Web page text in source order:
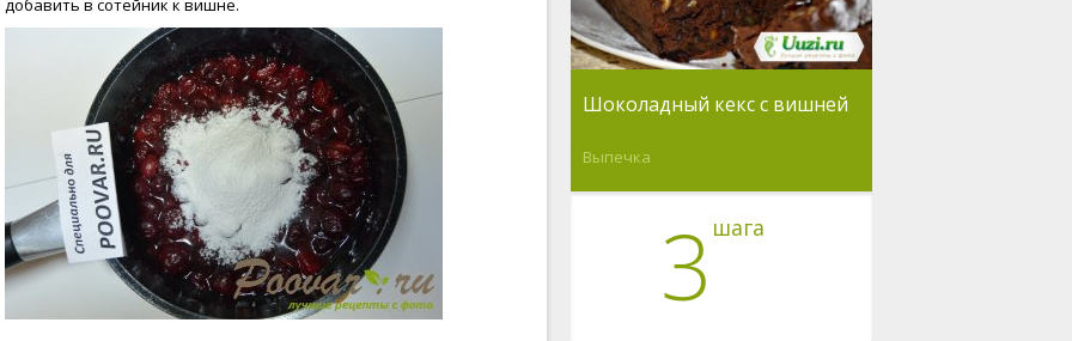
добавить в сотейник к вишне.
Шоколадный кекс с вишней
Выпечка
3 шага